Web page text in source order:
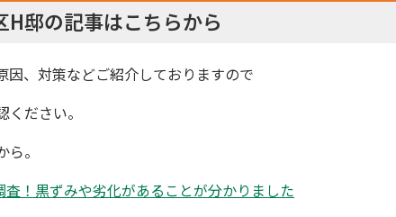
邸の記事はこちらから
因、対策などご紹介しておりますので
ださい。
。
！黒ずみや劣化があることが分かりました